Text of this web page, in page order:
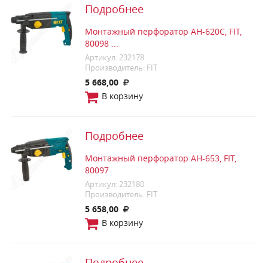
Подробнее
Монтажный перфоратор AH-620C, FIT,
80098 ...
Артикул: 232178
Производитель: FIT
5 668,00
В корзину
Подробнее
Монтажный перфоратор AH-653, FIT,
80097
Артикул: 232180
Производитель: FIT
5 658,00
В корзину